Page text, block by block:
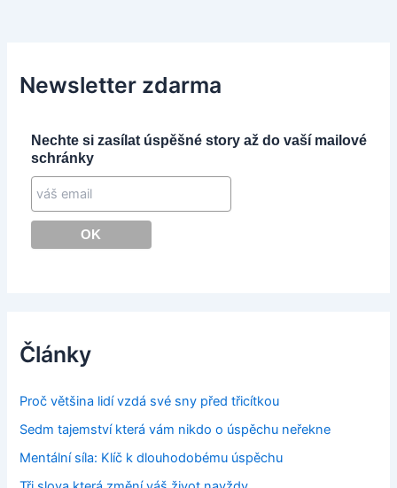
Newsletter zdarma
Nechte si zasílat úspěšné story až do vaší mailové
schránky
Články
Proč většina lidí vzdá své sny před třicítkou
Sedm tajemství která vám nikdo o úspěchu neřekne
Mentální síla: Klíč k dlouhodobému úspěchu